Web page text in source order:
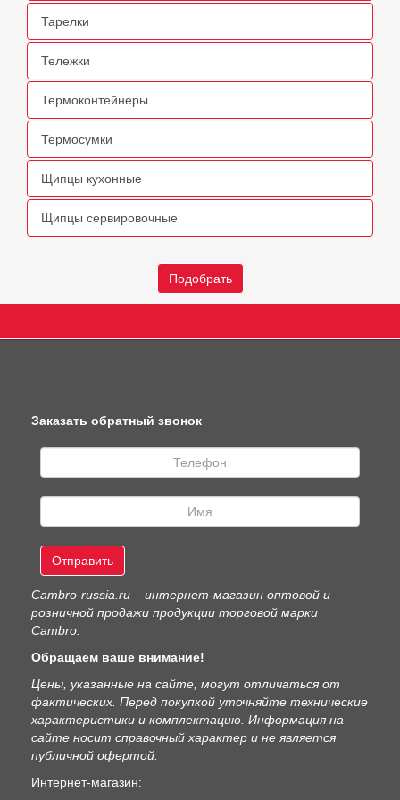
Тарелки
Тележки
Термоконтейнеры
Термосумки
Щипцы кухонные
Щипцы сервировочные
Подобрать
Заказать обратный звонок
Отправить
Сambro-russia.ru – интернет-магазин оптовой и
розничной продажи продукции торговой марки
Cambro.
Обращаем ваше внимание!
Цены, указанные на сайте, могут отличаться от
фактических. Перед покупкой уточняйте технические
характеристики и комплектацию. Информация на
сайте носит справочный характер и не является
публичной офертой.
Интернет-магазин: